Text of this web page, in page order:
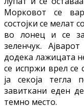
Морковот се
состојки се мелат
во лонец и се
зеленчук.
додека лажицата
се испржи врел се
ја секоја тегла
завиткани еден
темно место.